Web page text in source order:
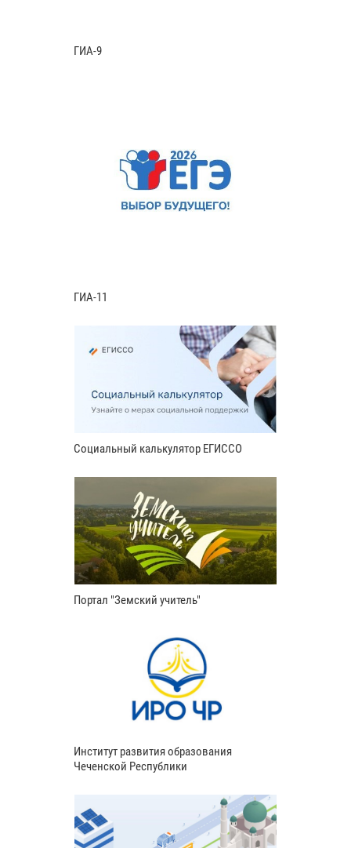
ГИА-9
ГИА-11
Социальный калькулятор ЕГИССО
Портал "Земский учитель"
Институт развития образования
Чеченской Республики